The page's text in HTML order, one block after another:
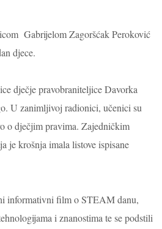
Gabrijelom Zagoršćak Peroković
djece.
dječje pravobraniteljice Davorka
U zanimljivoj radionici, učenici su
o dječjim pravima. Zajedničkim
je krošnja imala listove ispisane
informativni film o STEAM danu,
i znanostima te se podstili